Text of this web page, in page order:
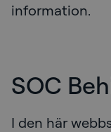
information.
SOC
I den här